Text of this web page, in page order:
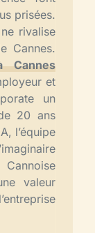
prisées.
rivalise
Cannes.
Cannes
et
un
20 ans
l’équipe
valeur